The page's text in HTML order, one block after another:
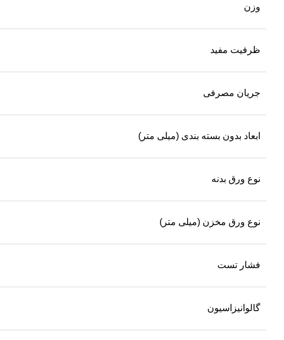
وزن
ظرفیت مفید
جریان مصرفی
ابعاد بدون بسته بندی (میلی متر)
نوع ورق بدنه
نوع ورق مخزن (میلی متر)
فشار تست
گالوانیزاسیون